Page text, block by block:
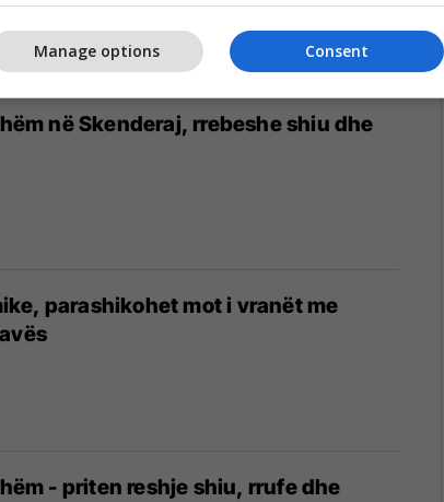
në Skenderaj, rrebeshe shiu dhe
parashikohet mot i vranët me
- priten reshje shiu, rrufe dhe
Consent
Manage options